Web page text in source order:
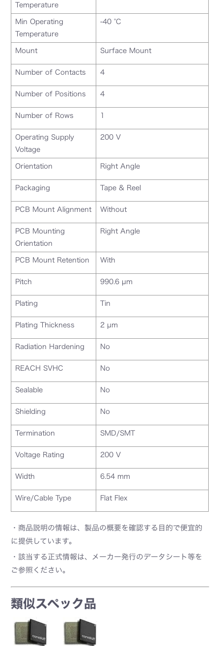
Temperature
Min Operating
Temperature
-40 °C
Mount Surface Mount
Number of Contacts 4
Number of Positions 4
Number of Rows 1
Operating Supply
Voltage
200 V
Orientation Right Angle
Packaging Tape & Reel
PCB Mount Alignment Without
PCB Mounting
Orientation
Right Angle
PCB Mount Retention With
Pitch 990.6 µm
Plating Tin
Plating Thickness 2 µm
Radiation Hardening No
REACH SVHC No
Sealable No
Shielding No
Termination SMD/SMT
Voltage Rating 200 V
Width 6.54 mm
Wire/Cable Type Flat Flex
・商品説明の情報は、製品の概要を確認する目的で便宜的
に提供しています。
・該当する正式情報は、メーカー発行のデータシート等を
ご参照ください。
類似スペック品